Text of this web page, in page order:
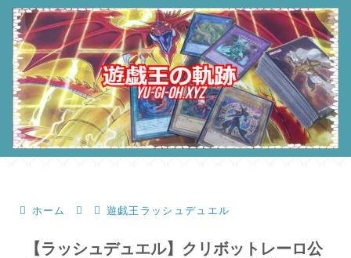
ホーム 遊戯王ラッシュデュエル
【ラッシュデュエル】クリボットレーロ公